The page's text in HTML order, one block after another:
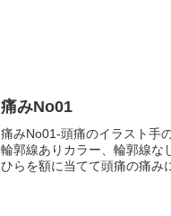
痛みNo01
痛みNo01-頭痛のイラスト手
輪郭線ありカラー、輪郭線な
ひらを額に当てて頭痛の痛